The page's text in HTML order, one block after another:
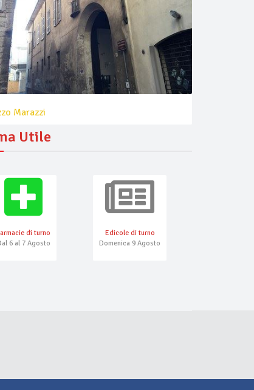
Marazzi
Utile
di turno
6 al 7 Agosto
Edicole di turno
Domenica 9 Agosto